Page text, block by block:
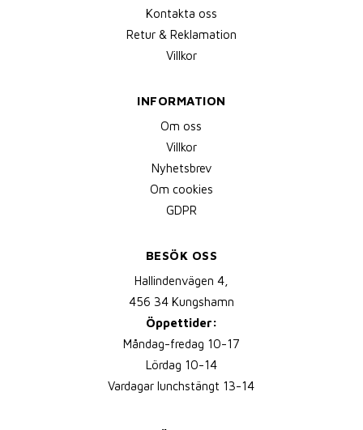
Kontakta oss
Retur & Reklamation
Villkor
INFORMATION
Om oss
Villkor
Nyhetsbrev
Om cookies
GDPR
BESÖK OSS
Hallindenvägen 4,
456 34 Kungshamn
Öppettider:
Måndag-fredag 10-17
Lördag 10-14
Vardagar lunchstängt 13-14